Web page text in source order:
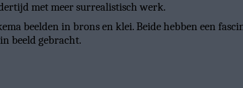
met meer surrealistisch werk.
beelden in brons en klei. Beide hebben een
beeld gebracht.